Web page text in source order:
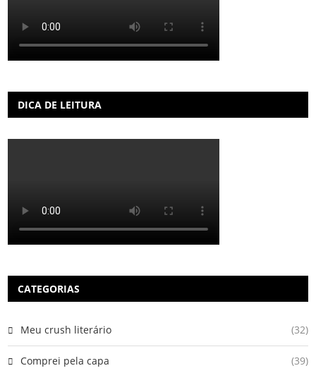
DICA DE LEITURA
CATEGORIAS
Meu crush literário (32)
Comprei pela capa (39)